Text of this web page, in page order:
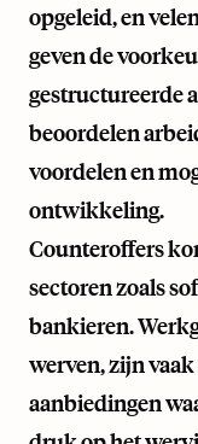
opgeleid, en
geven de
gestructureerde
beoordelen
voordelen en
ontwikkeling.
Counteroffers
sectoren zoals
bankieren.
werven, zijn
aanbiedingen